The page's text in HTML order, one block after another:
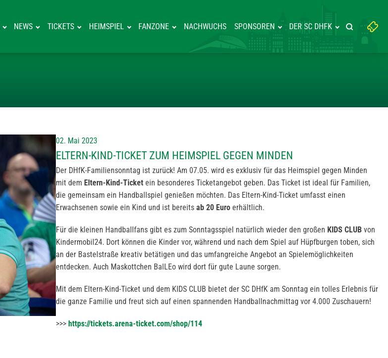
NEWS TICKETS HEIMSPIEL FANZONE NACHWUCHS SPONSOREN DER SC DHFK
Suchbegriff
eingeben:
Suche
02. Mai 2023
ELTERN-KIND-TICKET ZUM HEIMSPIEL GEGEN MINDEN
Der DHfK-Familiensonntag ist zurück! Am 07.05. wird es exklusiv für das Heimspiel gegen Minden
mit dem Eltern-Kind-Ticket ein besonderes Ticketangebot geben. Das Ticket ist ideal für Familien,
die gemeinsam ein Handballspiel genießen möchten. Das Eltern-Kind-Ticket umfasst einen
Erwachsenen sowie ein Kind und ist bereits ab 20 Euro erhältlich.
Für die kleinen Handballfans gibt es zum Sonntagsspiel natürlich wieder den großen KIDS CLUB von
Kindermobil24. Dort können die Kinder vor, während und nach dem Spiel auf Hüpfburgen toben, sich
an der Bastelstraße kreativ betätigen und das umfangreiche Angebot an Spielemöglichkeiten
entdecken. Auch Maskottchen BalLEo wird dort für gute Laune sorgen.
Mit dem Eltern-Kind-Ticket und dem KIDS CLUB bietet der SC DHfK am Sonntag ein tolles Erlebnis für
die ganze Familie und freut sich auf einen spannenden Handballnachmittag vor 4.000 Zuschauern!
>>> https://tickets.arena-ticket.com/shop/114